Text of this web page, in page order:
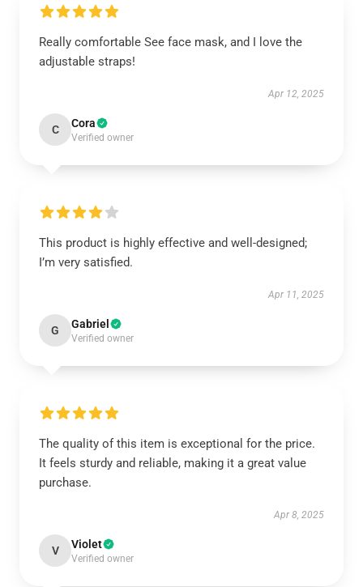
Really comfortable See face mask, and I love the
adjustable straps!
Apr 12, 2025
C Cora
Verified owner
This product is highly effective and well-designed;
I’m very satisfied.
Apr 11, 2025
G Gabriel
Verified owner
The quality of this item is exceptional for the price.
It feels sturdy and reliable, making it a great value
purchase.
Apr 8, 2025
V Violet
Verified owner